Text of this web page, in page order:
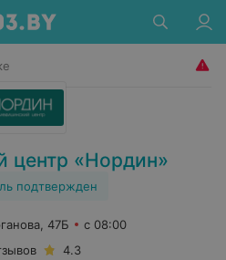
центр «Нордин»
подтвержден
47Б
с 08:00
4.3